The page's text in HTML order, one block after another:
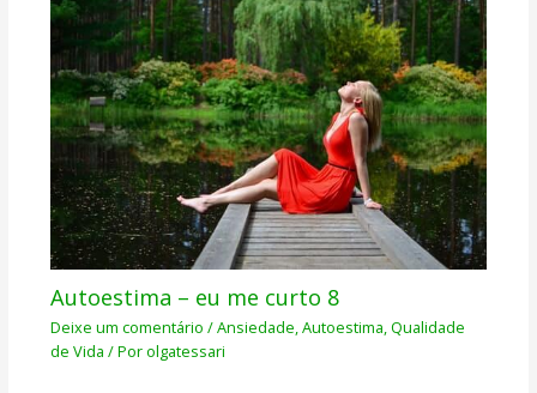
Autoestima – eu me curto 8
Deixe um comentário /Ansiedade,Autoestima,Qualidade
de Vida / Porolgatessari